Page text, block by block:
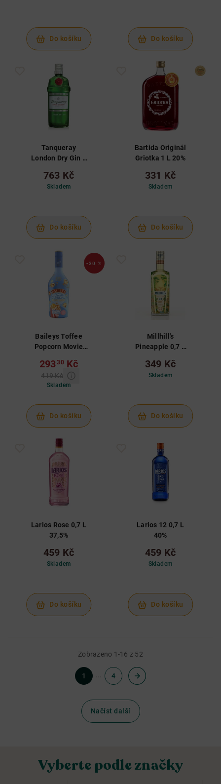
Do košíku Do košíku
Tanqueray
London Dry Gin 1
763 Kč
Skladem
Do košíku
Bartida Originál
Griotka 1 L 20%
331 Kč
Skladem
Do košíku
-30 %
Baileys Toffee
Popcorn Movie
293 30 Kč
419 Kč
Skladem
Do košíku
Millhill's
Pineapple 0,7 L
349 Kč
Skladem
Do košíku
Larios Rose 0,7 L
37,5%
459 Kč
Skladem
Do košíku
Larios 12 0,7 L
40%
459 Kč
Skladem
Do košíku
Zobrazeno 1-16 z 52
1 4
Načíst další
Vyberte podle značky